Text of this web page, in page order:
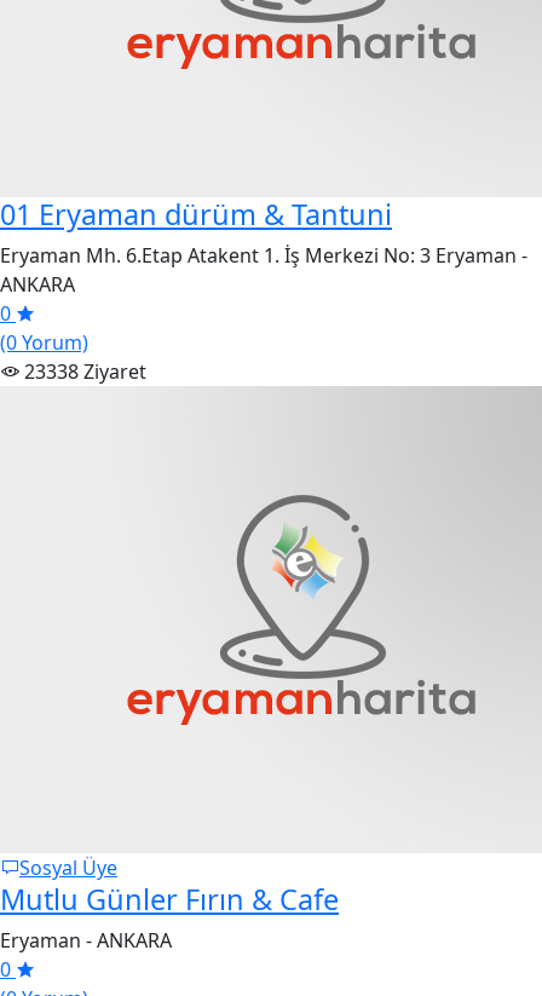
01 Eryaman dürüm & Tantuni
Eryaman Mh. 6.Etap Atakent 1. İş Merkezi No: 3 Eryaman -
ANKARA
0
(0 Yorum)
23338 Ziyaret
Sosyal Üye
Mutlu Günler Fırın & Cafe
Eryaman - ANKARA
0